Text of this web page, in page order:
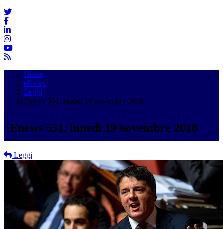
Home
eNews
Leggi
Enews 551, lunedì 19 novembre 2018
Enews 551, lunedì 19 novembre 2018
Leggi